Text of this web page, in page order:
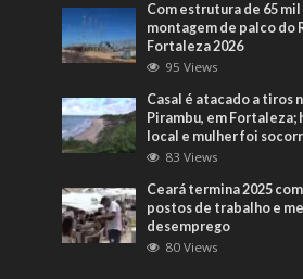
Com estrutura de 65 mil
montagem de palco do
Fortaleza 2026
95 Views
Casal é atacado a tiros
Pirambu, em Fortaleza;
local e mulher foi
83 Views
Ceará termina 2025
postos de trabalho e
desemprego
80 Views